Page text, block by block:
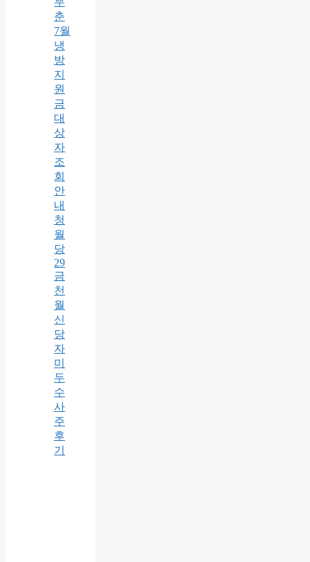
춘
7월
냉
방
지
원
금
대
상
자
조
회
안
내
청
월
당
29
금
천
월
신
당
자
미
두
수
사
주
후
기